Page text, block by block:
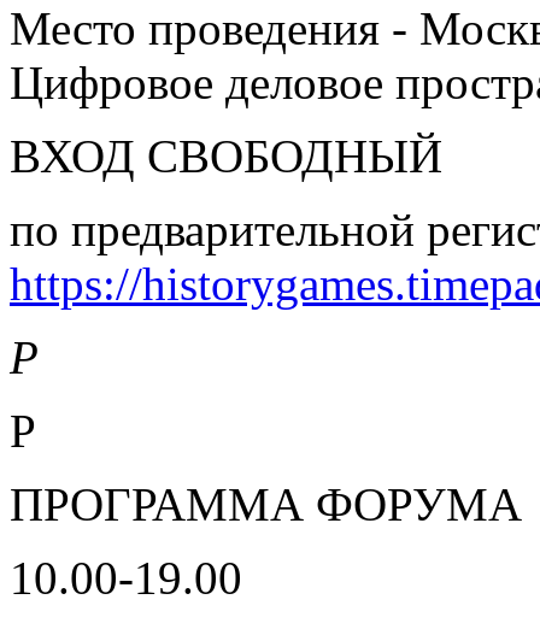
Место проведения -
Цифровое деловое
ВХОД СВОБОДНЫЙ
по предварительной
https://
P
P
ПРОГРАММА ФОРУМА
10.00-19.00